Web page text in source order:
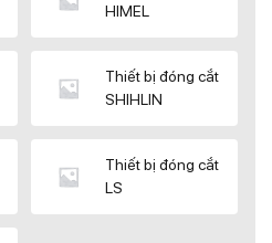
HIMEL
Thiết bị đóng cắt
SHIHLIN
Thiết bị đóng cắt
LS